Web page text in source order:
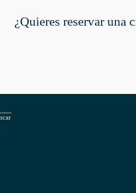
¿Quieres reservar una